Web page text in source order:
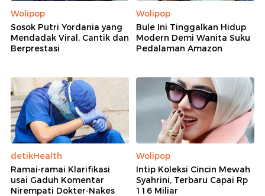
Wolipop
Sosok Putri Yordania yang
Mendadak Viral, Cantik dan
Berprestasi
Wolipop
Bule Ini Tinggalkan Hidup
Modern Demi Wanita Suku
Pedalaman Amazon
detikHealth
Ramai-ramai Klarifikasi
usai Gaduh Komentar
Nirempati Dokter-Nakes
Wolipop
Intip Koleksi Cincin Mewah
Syahrini, Terbaru Capai Rp
116 Miliar